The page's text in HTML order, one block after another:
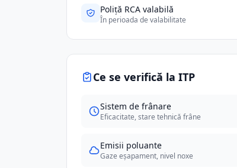
Poliță RCA valabilă
În perioada de valabilitate
Ce se verifică la ITP
Sistem de frânare
Eficacitate, stare tehnică frâne
Emisii poluante
Gaze eșapament, nivel noxe